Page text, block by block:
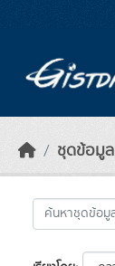
ชุดข้อมูล